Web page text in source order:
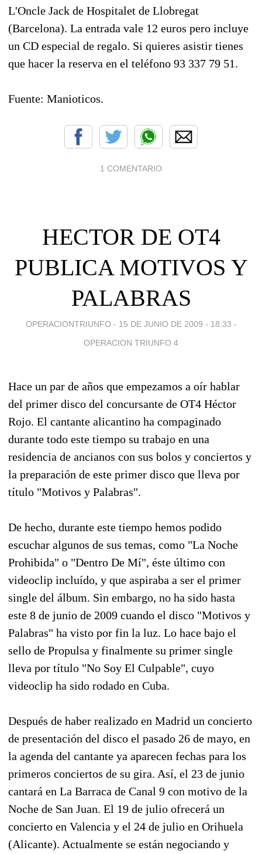
L'Oncle Jack de Hospitalet de Llobregat
(Barcelona). La entrada vale 12 euros pero incluye
un CD especial de regalo. Si quieres asistir tienes
que hacer la reserva en el teléfono 93 337 79 51.
Fuente: Manioticos.
1 COMENTARIO
HECTOR DE OT4
PUBLICA MOTIVOS Y
PALABRAS
OPERACIONTRIUNFO - 15 DE JUNIO DE 2009 - 18:33 -
OPERACION TRIUNFO 4
Hace un par de años que empezamos a oír hablar
del primer disco del concursante de OT4 Héctor
Rojo. El cantante alicantino ha compaginado
durante todo este tiempo su trabajo en una
residencia de ancianos con sus bolos y conciertos y
la preparación de este primer disco que lleva por
título "Motivos y Palabras".
De hecho, durante este tiempo hemos podido
escuchar algunos de sus temas, como "La Noche
Prohibida" o "Dentro De Mí", éste último con
videoclip incluído, y que aspiraba a ser el primer
single del álbum. Sin embargo, no ha sido hasta
este 8 de junio de 2009 cuando el disco "Motivos y
Palabras" ha visto por fin la luz. Lo hace bajo el
sello de Propulsa y finalmente su primer single
lleva por título "No Soy El Culpable", cuyo
videoclip ha sido rodado en Cuba.
Después de haber realizado en Madrid un concierto
de presentación del disco el pasado 26 de mayo, en
la agenda del cantante ya aparecen fechas para los
primeros conciertos de su gira. Así, el 23 de junio
cantará en La Barraca de Canal 9 con motivo de la
Noche de San Juan. El 19 de julio ofrecerá un
concierto en Valencia y el 24 de julio en Orihuela
(Alicante). Actualmente se están negociando y